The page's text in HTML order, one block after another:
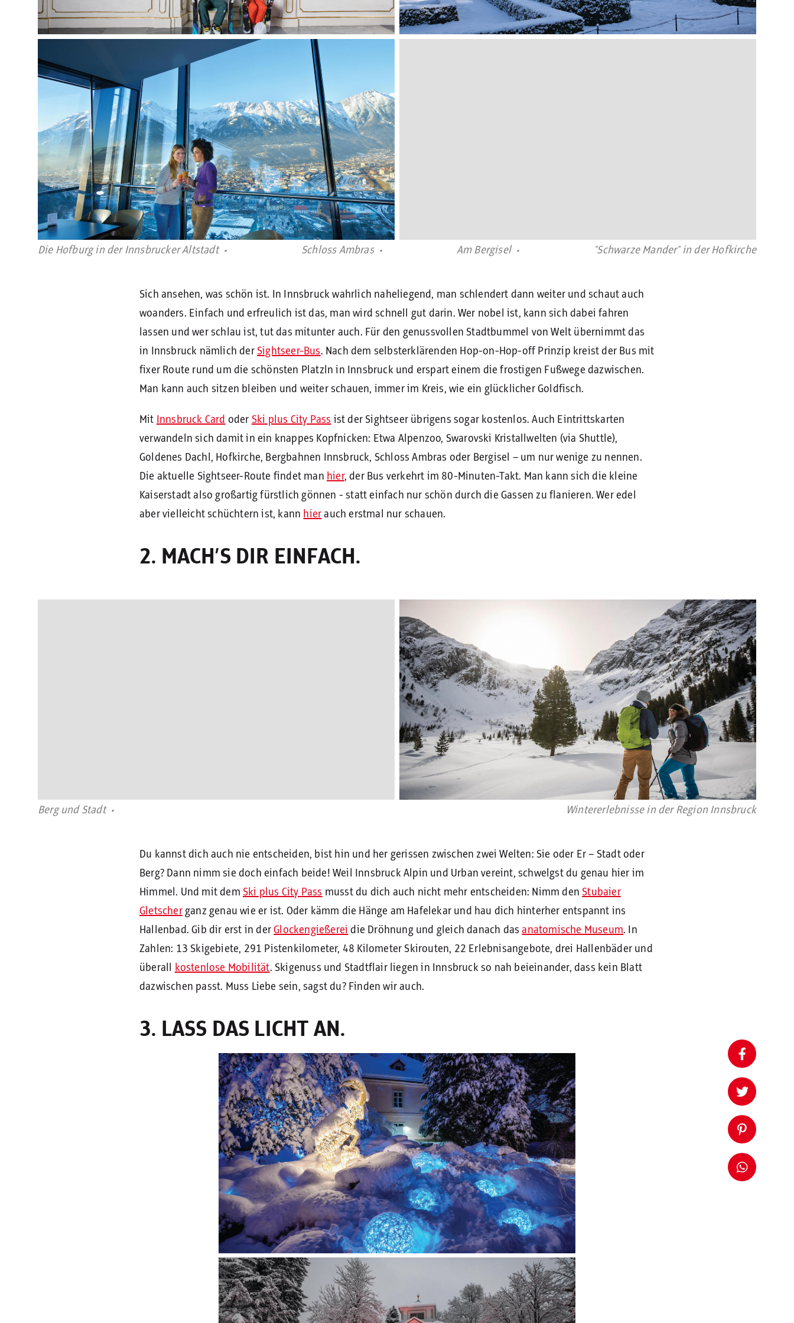
Die Hofburg in der Innsbrucker Altstadt Schloss Ambras Am Bergisel "Schwarze Mander" in der Hofkirche
Sich ansehen, was schön ist. In Innsbruck wahrlich naheliegend, man schlendert dann weiter und schaut auch
woanders. Einfach und erfreulich ist das, man wird schnell gut darin. Wer nobel ist, kann sich dabei fahren
lassen und wer schlau ist, tut das mitunter auch. Für den genussvollen Stadtbummel von Welt übernimmt das
in Innsbruck nämlich der Sightseer-Bus. Nach dem selbsterklärenden Hop-on-Hop-off Prinzip kreist der Bus mit
fixer Route rund um die schönsten Platzln in Innsbruck und erspart einem die frostigen Fußwege dazwischen.
Man kann auch sitzen bleiben und weiter schauen, immer im Kreis, wie ein glücklicher Goldfisch.
Mit Innsbruck Card oder Ski plus City Pass ist der Sightseer übrigens sogar kostenlos. Auch Eintrittskarten
verwandeln sich damit in ein knappes Kopfnicken: Etwa Alpenzoo, Swarovski Kristallwelten (via Shuttle),
Goldenes Dachl, Hofkirche, Bergbahnen Innsbruck, Schloss Ambras oder Bergisel – um nur wenige zu nennen.
Die aktuelle Sightseer-Route findet man hier, der Bus verkehrt im 80-Minuten-Takt. Man kann sich die kleine
Kaiserstadt also großartig fürstlich gönnen - statt einfach nur schön durch die Gassen zu flanieren. Wer edel
aber vielleicht schüchtern ist, kann hier auch erstmal nur schauen.
2. MACH’S DIR EINFACH.
Berg und Stadt Wintererlebnisse in der Region Innsbruck
Du kannst dich auch nie entscheiden, bist hin und her gerissen zwischen zwei Welten: Sie oder Er – Stadt oder
Berg? Dann nimm sie doch einfach beide! Weil Innsbruck Alpin und Urban vereint, schwelgst du genau hier im
Himmel. Und mit dem Ski plus City Pass musst du dich auch nicht mehr entscheiden: Nimm denStubaier
Gletscherganz genau wie er ist. Oder kämm die Hänge am Hafelekar und hau dich hinterher entspannt ins
Hallenbad. Gib dir erst in derGlockengießerei die Dröhnung und gleich danach dasanatomische Museum. In
Zahlen: 13 Skigebiete, 291 Pistenkilometer, 48 Kilometer Skirouten, 22 Erlebnisangebote, drei Hallenbäder und
überall
kostenlose Mobilität. Skigenuss und Stadtflair liegen in Innsbruck so nah beieinander, dass kein Blatt
dazwischen passt. Muss Liebe sein, sagst du? Finden wir auch.
3. LASS DAS LICHT AN.